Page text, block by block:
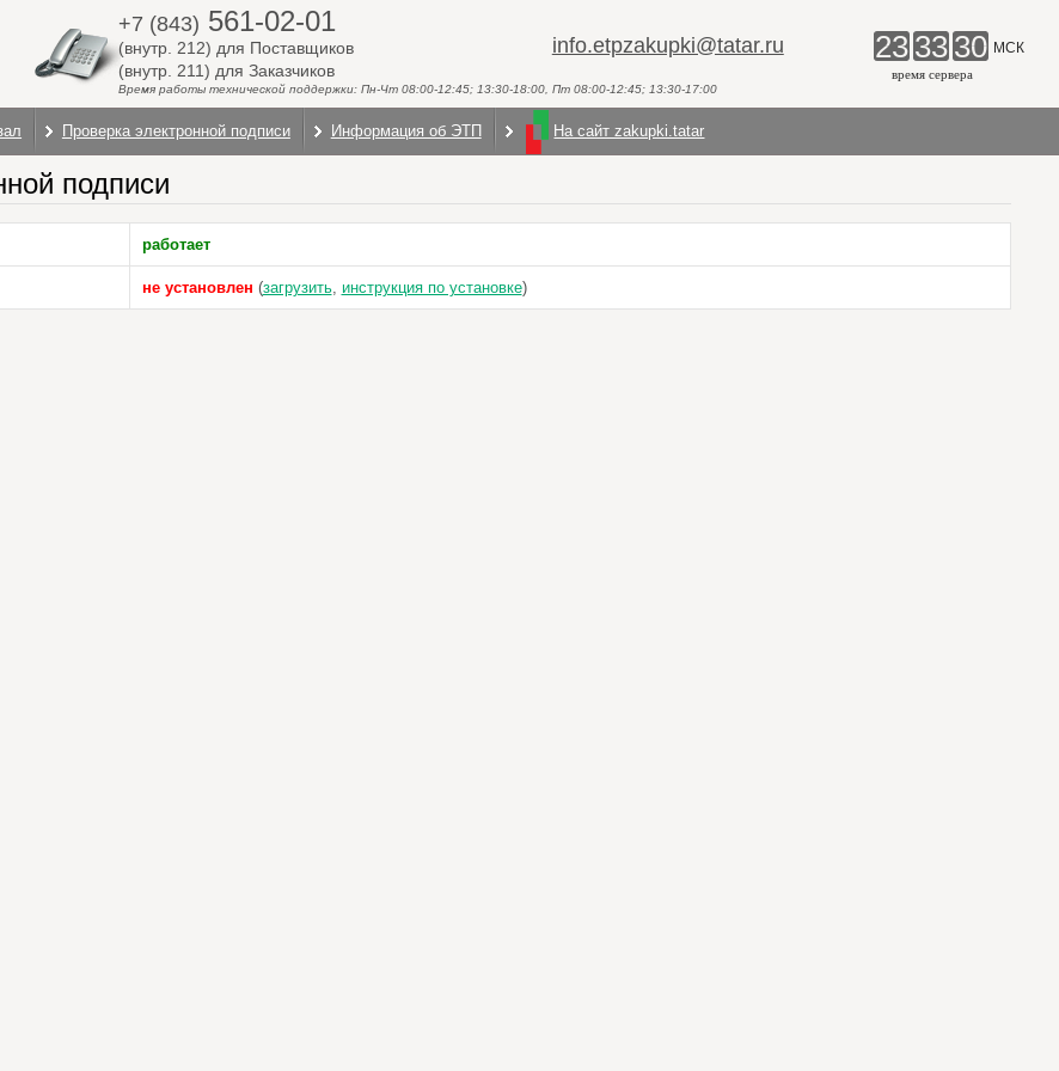
+7 (843) 561-02-01
(внутр. 212) для Поставщиков
(внутр. 211) для Заказчиков
info.etpzakupki@tatar.ru
Время работы технической поддержки: Пн-Чт 08:00-12:45; 13:30-18:00, Пт 08:00-12:45; 13:30-17:00
23 33 30 МСК
время сервера
Проверка электронной подписи Информация об ЭТП На сайт zakupki.tatar
подписи
работает
не установлен (загрузить, инструкция по установке)